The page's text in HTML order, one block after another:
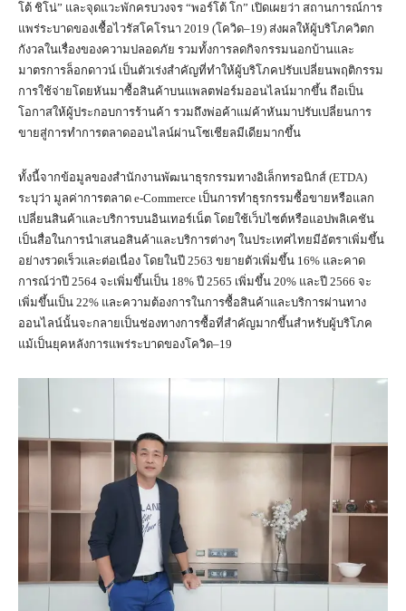
โต้ ชิโน่” และจุดแวะพักครบวงจร “พอร์โต้ โก” เปิดเผยว่า สถานการณ์การ
แพร่ระบาดของเชื้อไวรัสโคโรนา 2019 (โควิด–19) ส่งผลให้ผู้บริโภควิตก
กังวลในเรื่องของความปลอดภัย รวมทั้งการลดกิจกรรมนอกบ้านและ
มาตรการล็อกดาวน์ เป็นตัวเร่งสำคัญที่ทำให้ผู้บริโภคปรับเปลี่ยนพฤติกรรม
การใช้จ่ายโดยหันมาซื้อสินค้าบนแพลตฟอร์มออนไลน์มากขึ้น ถือเป็น
โอกาสให้ผู้ประกอบการร้านค้า รวมถึงพ่อค้าแม่ค้าหันมาปรับเปลี่ยนการ
ขายสู่การทำการตลาดออนไลน์ผ่านโซเชียลมีเดียมากขึ้น
ทั้งนี้จากข้อมูลของสำนักงานพัฒนาธุรกรรมทางอิเล็กทรอนิกส์ (ETDA)
ระบุว่า มูลค่าการตลาด e-Commerce เป็นการทำธุรกรรมซื้อขายหรือแลก
เปลี่ยนสินค้าและบริการบนอินเทอร์เน็ต โดยใช้เว็บไซต์หรือแอปพลิเคชัน
เป็นสื่อในการนำเสนอสินค้าและบริการต่างๆ ในประเทศไทยมีอัตราเพิ่มขึ้น
อย่างรวดเร็วและต่อเนื่อง โดยในปี 2563 ขยายตัวเพิ่มขึ้น 16% และคาด
การณ์ว่าปี 2564 จะเพิ่มขึ้นเป็น 18% ปี 2565 เพิ่มขึ้น 20% และปี 2566 จะ
เพิ่มขึ้นเป็น 22% และความต้องการในการซื้อสินค้าและบริการผ่านทาง
ออนไลน์นั้นจะกลายเป็นช่องทางการซื้อที่สำคัญมากขึ้นสำหรับผู้บริโภค
แม้เป็นยุคหลังการแพร่ระบาดของโควิด–19